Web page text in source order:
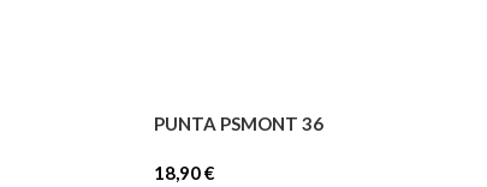
PUNTA PSMONT 36
18,90€